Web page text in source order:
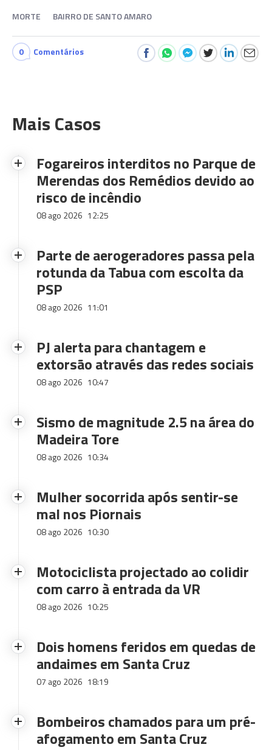
MORTE BAIRRO DE SANTO AMARO
0 Comentários
Mais Casos
Fogareiros interditos no Parque de
Merendas dos Remédios devido ao
risco de incêndio
08 ago 2026 12:25
Parte de aerogeradores passa pela
rotunda da Tabua com escolta da
PSP
08 ago 2026 11:01
PJ alerta para chantagem e
extorsão através das redes sociais
08 ago 2026 10:47
Sismo de magnitude 2.5 na área do
Madeira Tore
08 ago 2026 10:34
Mulher socorrida após sentir-se
mal nos Piornais
08 ago 2026 10:30
Motociclista projectado ao colidir
com carro à entrada da VR
08 ago 2026 10:25
Dois homens feridos em quedas de
andaimes em Santa Cruz
07 ago 2026 18:19
Bombeiros chamados para um pré-
afogamento em Santa Cruz